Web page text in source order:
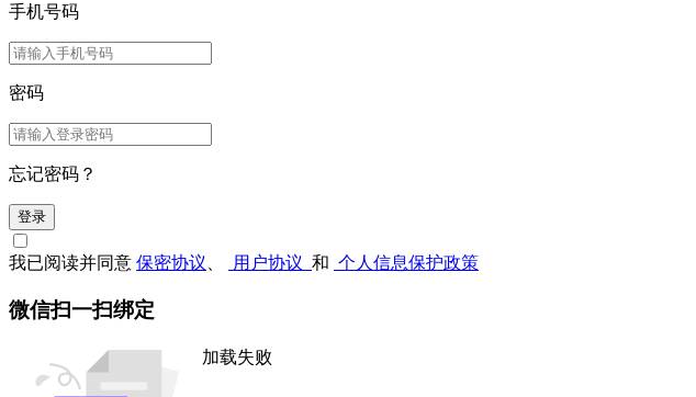
手机号码
密码
忘记密码？
登录
我已阅读并同意 保密协议 用户协议 和 个人信息保护政策
微信扫一扫绑定
加载失败